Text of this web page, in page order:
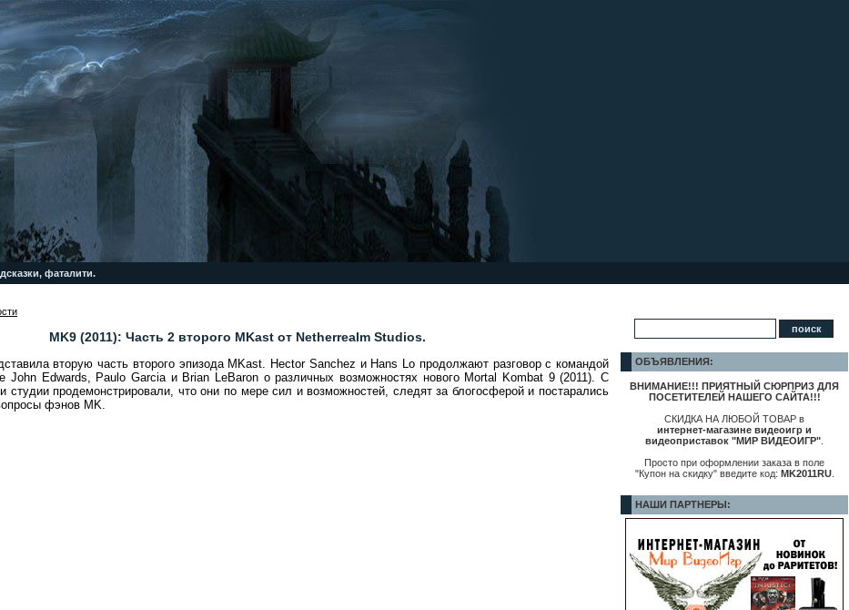
фаталити.
MK9 (2011): Часть 2 второго MKast от Netherrealm Studios.
вторую часть второго эпизода MKast. Hector Sanchez и Hans Lo продолжают разговор с командой
John Edwards, Paulo Garcia и Brian LeBaron о различных возможностях нового Mortal Kombat 9 (2011). С
студии продемонстрировали, что они по мере сил и возможностей, следят за блогосферой и постарались
фэнов MK.
ОБЪЯВЛЕНИЯ:
ВНИМАНИЕ!!! ПРИЯТНЫЙ СЮРПРИЗ ДЛЯ
ПОСЕТИТЕЛЕЙ НАШЕГО САЙТА!!!
СКИДКА НА ЛЮБОЙ ТОВАР в
интернет-магазине видеоигр и
видеоприставок "МИР ВИДЕОИГР"
Просто при оформлении заказа в поле
"Купон на скидку" введите код: MK2011RU.
НАШИ ПАРТНЕРЫ: